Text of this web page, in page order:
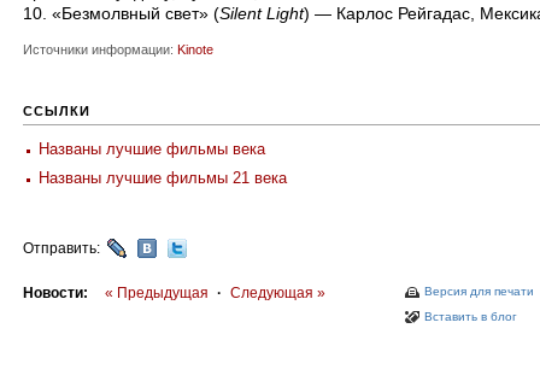
10. «Безмолвный свет» (Silent Light) — Карлос Рейгадас,
Источники информации: Kinote
ССЫЛКИ
Названы лучшие фильмы века
Названы лучшие фильмы 21 века
Отправить:
Версия для печати
Вставить в блог
Новости: « Предыдущая · Следующая »